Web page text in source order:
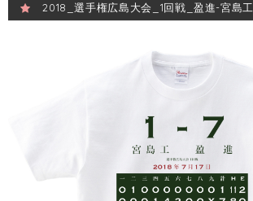
2018_選手権広島大会_1回戦_盈進-宮島工